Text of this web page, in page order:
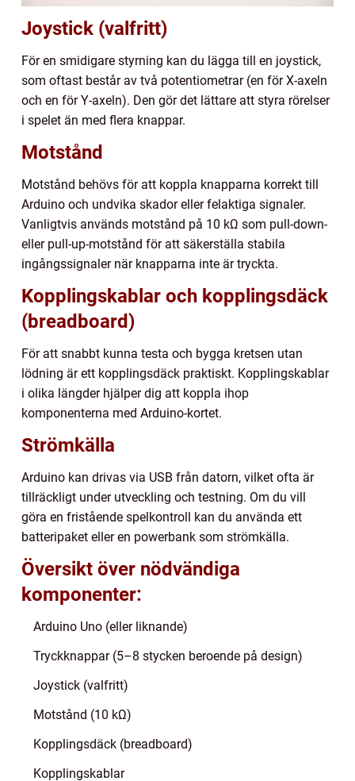
Joystick (valfritt)
För en smidigare styrning kan du lägga till en joystick,
som oftast består av två potentiometrar (en för X-axeln
och en för Y-axeln). Den gör det lättare att styra rörelser
i spelet än med flera knappar.
Motstånd
Motstånd behövs för att koppla knapparna korrekt till
Arduino och undvika skador eller felaktiga signaler.
Vanligtvis används motstånd på 10 kΩ som pull-down-
eller pull-up-motstånd för att säkerställa stabila
ingångssignaler när knapparna inte är tryckta.
Kopplingskablar och kopplingsdäck
(breadboard)
För att snabbt kunna testa och bygga kretsen utan
lödning är ett kopplingsdäck praktiskt. Kopplingskablar
i olika längder hjälper dig att koppla ihop
komponenterna med Arduino-kortet.
Strömkälla
Arduino kan drivas via USB från datorn, vilket ofta är
tillräckligt under utveckling och testning. Om du vill
göra en fristående spelkontroll kan du använda ett
batteripaket eller en powerbank som strömkälla.
Översikt över nödvändiga
komponenter:
Arduino Uno (eller liknande)
Tryckknappar (5–8 stycken beroende på design)
Joystick (valfritt)
Motstånd (10 kΩ)
Kopplingsdäck (breadboard)
Kopplingskablar